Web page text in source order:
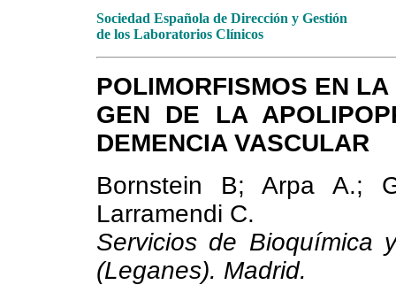
Sociedad Española de Dirección y Gestión
de los Laboratorios Clínicos
POLIMORFISMOS EN
GEN DE LA
DEMENCIA VASCULAR
Bornstein B; Arpa A.;
Larramendi C.
Servicios de Bioquímica
(Leganes). Madrid.